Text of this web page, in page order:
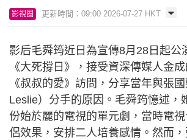
影視圈 更新時間：09:00 2026-07-27 HKT
影后毛舜筠近日為宣傳8月28日起公
《大死撐日》，接受資深傳媒人金
《叔叔的愛》訪問，分享當年與張國
Leslie）分手的原因。毛舜筠憶述，
份始於麗的電視的單元劇，當時電
侶效果，安排二人培養感情。然而